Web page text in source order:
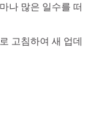
나 많은 일수를 떠
고침하여 새 업데